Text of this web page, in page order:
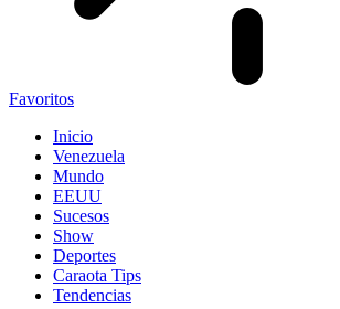
Favoritos
Inicio
Venezuela
Mundo
EEUU
Sucesos
Show
Deportes
Caraota Tips
Tendencias